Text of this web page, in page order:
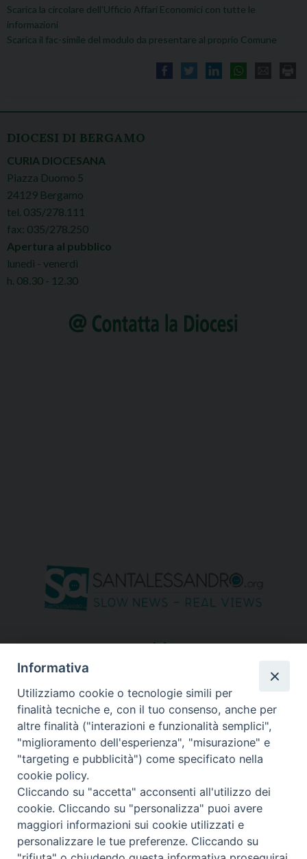
Scarica la circolare dell’Ufficio Affari Economici con tutte le
informazioni
Scarica il fac-simile del modulo da presentare al proprio Comune
DIOCESI DI BERGAMO
CURIA DIOCESANA
Piazza Duomo 5
24129 Bergamo
tel. 035/278.111
fax: 035/278.250
Apertura al pubblico
lunedì - venerdì
h. 08.30 - 12.30
seguici su
Informativa
Utilizziamo cookie o tecnologie simili per
finalità tecniche e, con il tuo consenso, anche per
altre finalità ("interazioni e funzionalità semplici",
"miglioramento dell'esperienza", "misurazione" e
"targeting e pubblicità") come specificato nella
cookie policy.
Cliccando su "accetta" acconsenti all'utilizzo dei
cookie. Cliccando su "personalizza" puoi avere
maggiori informazioni sui cookie utilizzati e
personalizzare le tue preferenze. Cliccando su